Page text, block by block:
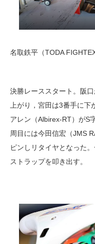
名取鉄平（TODA FIGHTEX
決勝レーススタート。阪
上がり，宮田は3番手に
アレン（Albirex-RT）がS
周目には今田信宏（JMS
ピンしリタイヤとなった
ストラップを叩き出す。